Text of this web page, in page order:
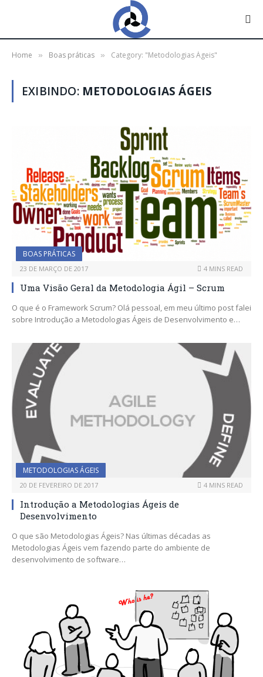
Home » Boas práticas » Category: "Metodologias Ágeis"
EXIBINDO: METODOLOGIAS ÁGEIS
BOAS PRÁTICAS
23 DE MARÇO DE 2017 4 MINS READ
Uma Visão Geral da Metodologia Ágil – Scrum
O que é o Framework Scrum? Olá pessoal, em meu último post falei
sobre Introdução a Metodologias Ágeis de Desenvolvimento e…
METODOLOGIAS ÁGEIS
20 DE FEVEREIRO DE 2017 4 MINS READ
Introdução a Metodologias Ágeis de
Desenvolvimento
O que são Metodologias Ágeis? Nas últimas décadas as
Metodologias Ágeis vem fazendo parte do ambiente de
desenvolvimento de software…